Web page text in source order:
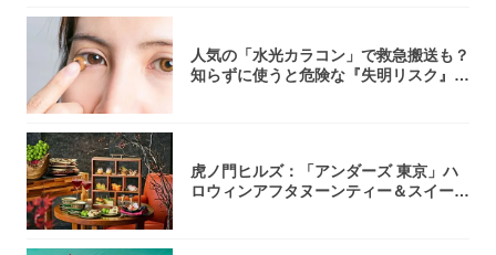
人気の「水光カラコン」で救急搬送も？
知らずに使うと危険な『失明リスク』と
虎ノ門ヒルズ：「アンダーズ 東京」ハ
ロウィンアフタヌーンティー＆スイーツ